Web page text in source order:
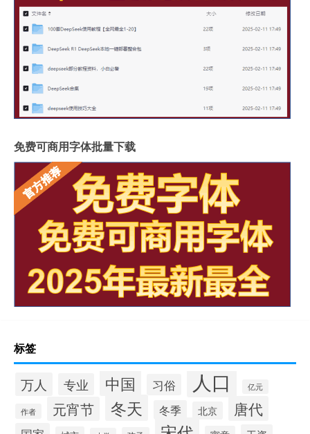
免费可商用字体批量下载
标签
万人 专业 中国 习俗 人口 亿元
作者 元宵节 冬天 冬季 北京 唐代